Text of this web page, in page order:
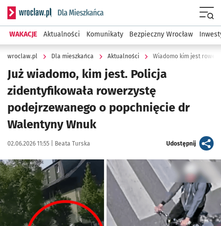
Serwis informacyjny wroclaw.pl podserwis: Dla mieszkańca
WAKACJE Aktualności Komunikaty Bezpieczny Wrocław
wroclaw.pl Dla mieszkańca Aktualności Wiadomo kim jest
Już wiadomo, kim jest. Policja
zidentyfikowała rowerzystę
podejrzewanego o popchnięcie dr
Walentyny Wnuk
Data publikacji:
02.06.2026 11:55 | Autor:
Beata Turska Udostępnijartykuł
Kliknij, aby powiększyć